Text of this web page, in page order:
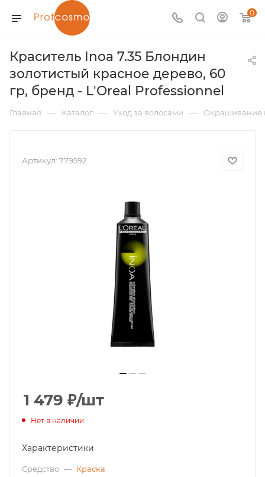
0
Краситель Inoa 7.35 Блондин
золотистый красное дерево, 60
гр, бренд - L'Oreal Professionnel
Главная — Каталог — Уход за волосами — Окрашивание
Артикул: 779592
1 479 ₽/шт
Нет в наличии
Характеристики
Средство — Краска